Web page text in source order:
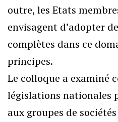
outre, les Etats
envisagent d’adopter
complètes dans ce
principes.
Le colloque a examiné
législations nationales
aux groupes de